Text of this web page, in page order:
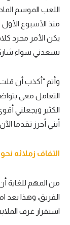
اللعب الموسم
منذ الأسبوع
يكن الأمر مجرد
يسعدني سواء
وأتم "أكذب أن
التعامل معي
الكثير ويجعلني
أنني أحرز تقدما
التفاف زملائه
من المهم للغاية
الفريق، وهذا يعد
استقرار غرف